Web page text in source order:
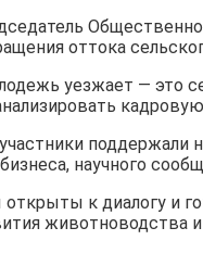
оттока
уезжает — это
поддержали
научного
к диалогу и
животноводства